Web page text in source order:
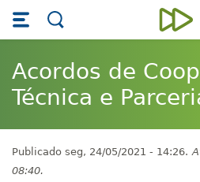
Skip main navigation
Skip to main content
Acordos de
Técnica e
Publicado seg, 24/05/2021 - 14:26.
08:40.